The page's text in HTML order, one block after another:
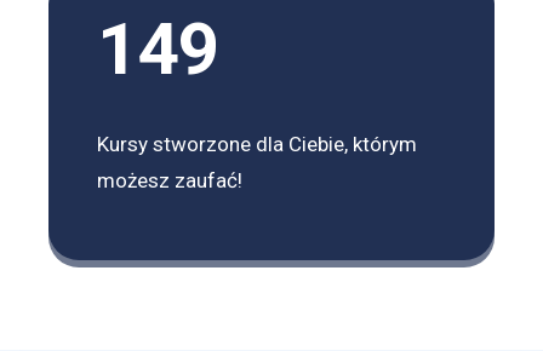
149
Kursy stworzone dla Ciebie, którym
możesz zaufać!